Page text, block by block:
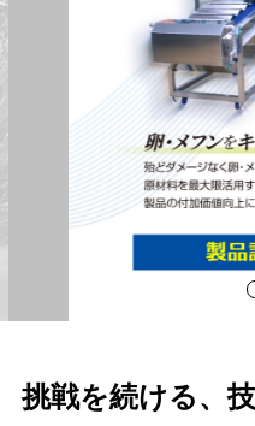
挑戦を続ける、技